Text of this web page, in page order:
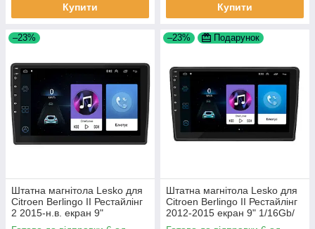
Купити Купити
–23%
Штатна магнітола Lesko для
Citroen Berlingo II Рестайлінг
2 2015-н.в. екран 9"
1/16Gb/Wi-Fi GPS Optima 6шт
–23% Подарунок
Штатна магнітола Lesko для
Citroen Berlingo II Рестайлінг
2012-2015 екран 9" 1/16Gb/
Wi-Fi GPS Optima 6шт